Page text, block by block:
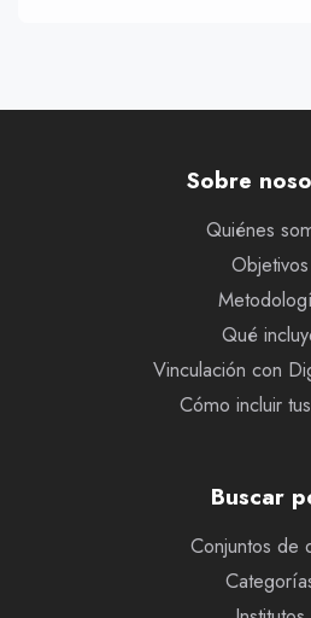
Sobre
Quiénes
Objetivos
Qué
Vinculación con
Cómo incluir
Buscar
Conjuntos de